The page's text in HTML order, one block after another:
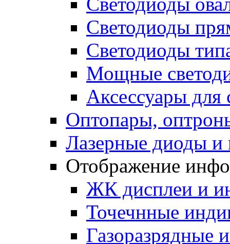
Светодиоды
Светодиоды
Мощные
Аксессуары для
Оптопары,
Лазерные диоды и
Отображение
ЖК дисплеи и
Точечнные
Газоразрядные